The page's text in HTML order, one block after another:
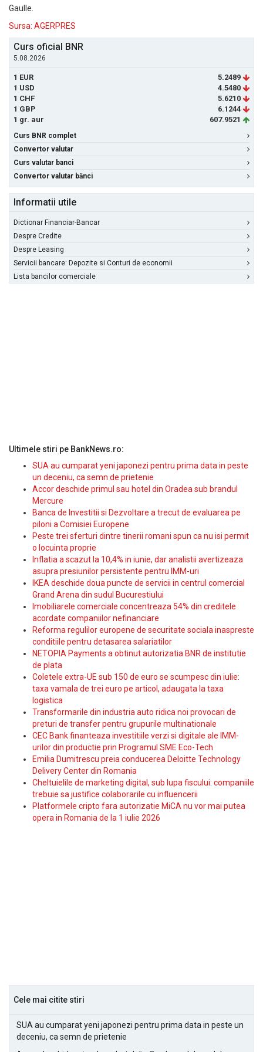
Gaulle.
Sursa: AGERPRES
Curs oficial BNR
5.08.2026
1 EUR
5.2489
1 USD
4.5480
1 CHF
5.6210
1 GBP
6.1244
1 gr. aur
607.9521
Curs BNR complet
Convertor valutar
Curs valutar banci
Convertor valutar bănci
Informatii utile
Dictionar Financiar-Bancar
Despre Credite
Despre Leasing
Servicii bancare: Depozite si Conturi de economii
Lista bancilor comerciale
Ultimele stiri pe BankNews.ro:
SUA au cumparat yeni japonezi pentru prima data in peste
un deceniu, ca semn de prietenie
Accor deschide primul sau hotel din Oradea sub brandul
Mercure
Banca de Investitii si Dezvoltare a trecut de evaluarea pe
piloni a Comisiei Europene
Peste trei sferturi dintre tinerii romani spun ca nu isi permit
o locuinta proprie
Inflatia a scazut la 10,4% in iunie, dar analistii avertizeaza
asupra presiunilor persistente pentru IMM-uri
IKEA deschide doua puncte de servicii in centrul comercial
Grand Arena din sudul Bucurestiului
Imobiliarele comerciale concentreaza 54% din creditele
acordate companiilor nefinanciare
Reforma regulilor europene de securitate sociala inaspreste
conditiile pentru detasarea salariatilor
NETOPIA Payments a obtinut autorizatia BNR de institutie
de plata
Coletele extra-UE sub 150 de euro se scumpesc din iulie:
taxa vamala de trei euro pe articol, adaugata la taxa
logistica
Transformarile din industria auto ridica noi provocari de
preturi de transfer pentru grupurile multinationale
CEC Bank finanteaza investitiile verzi si digitale ale IMM-
urilor din productie prin Programul SME Eco-Tech
Emilia Dumitrescu preia conducerea Deloitte Technology
Delivery Center din Romania
Cheltuielile de marketing digital, sub lupa fiscului: companiile
trebuie sa justifice colaborarile cu influencerii
Platformele cripto fara autorizatie MiCA nu vor mai putea
opera in Romania de la 1 iulie 2026
Cele mai citite stiri
SUA au cumparat yeni japonezi pentru prima data in peste un
deceniu, ca semn de prietenie